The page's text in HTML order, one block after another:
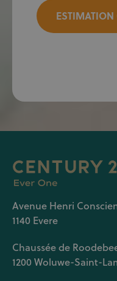
ESTIMATION
Avenue Henri
1140 Evere
Chaussée de
1200 Woluwe-Saint-